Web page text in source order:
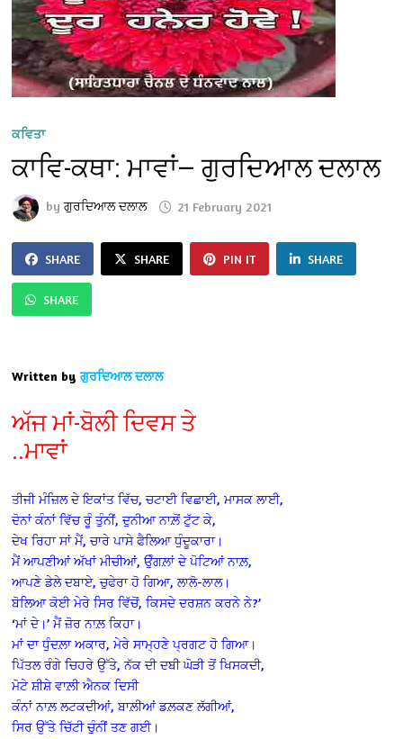
ਕਵਿਤਾ
ਕਾਵਿ-ਕਥਾ: ਮਾਵਾਂ— ਗੁਰਦਿਆਲ ਦਲਾਲ
byਗੁਰਦਿਆਲ ਦਲਾਲ 21 February 2021
SHARE SHARE PIN IT SHARE
SHARE
Written by ਗੁਰਦਿਆਲ ਦਲਾਲ
ਅੱਜ ਮਾਂ-ਬੋਲੀ ਦਿਵਸ ਤੇ
..ਮਾਵਾਂ
ਤੀਜੀ ਮੰਜ਼ਿਲ ਦੇ ਇਕਾਂਤ ਵਿੱਚ, ਚਟਾਈ ਵਿਛਾਈ, ਮਾਸਕ ਲਾਈ,
ਦੋਨਾਂ ਕੰਨਾਂ ਵਿੱਚ ਰੂੰ ਤੁੰਨੀਂ, ਦੁਨੀਆ ਨਾਲ਼ੋਂ ਟੁੱਟ ਕੇ,
ਦੇਖ ਰਿਹਾ ਸਾਂ ਮੈਂ, ਚਾਰੇ ਪਾਸੇ ਫੈਲਿਆ ਧੁੰਦੂਕਾਰਾ।
ਮੈਂ ਆਪਣੀਆਂ ਅੱਖਾਂ ਮੀਚੀਆਂ, ਉੰਗਲ਼ਾਂ ਦੇ ਪੋਟਿਆਂ ਨਾਲ਼,
ਆਪਣੇ ਡੇਲੇ ਦਬਾਏ, ਚੁਫੇਰਾ ਹੋ ਗਿਆ, ਲਾਲੋ-ਲਾਲ।
ਬੋਲਿਆ ਕੋਈ ਮੇਰੇ ਸਿਰ ਵਿੱਚੋਂ, ਕਿਸਦੇ ਦਰਸ਼ਨ ਕਰਨੇ ਨੇ?’
‘ਮਾਂ ਦੇ।’ ਮੈਂ ਜ਼ੋਰ ਨਾਲ਼ ਕਿਹਾ।
ਮਾਂ ਦਾ ਧੁੰਦਲ਼ਾ ਅਕਾਰ, ਮੇਰੇ ਸਾਮ੍ਹਣੇ ਪ੍ਰਗਟ ਹੋ ਗਿਆ।
ਪਿੱਤਲ ਰੰਗੇ ਚਿਹਰੇ ਉੱਤੇ, ਨੱਕ ਦੀ ਦਬੀ ਘੋੜੀ ਤੋਂ ਖਿਸਕਦੀ,
ਮੋਟੇ ਸ਼ੀਸ਼ੇ ਵਾਲ਼ੀ ਐਨਕ ਦਿਸੀ
ਕੰਨਾਂ ਨਾਲ਼ ਲਟਕਦੀਆਂ, ਬਾਲ਼ੀਆਂ ਡਲ਼ਕਣ ਲੱਗੀਆਂ,
ਸਿਰ ਉੱਤੇ ਚਿੱਟੀ ਚੁੰਨੀਂ ਤਣ ਗਈ।